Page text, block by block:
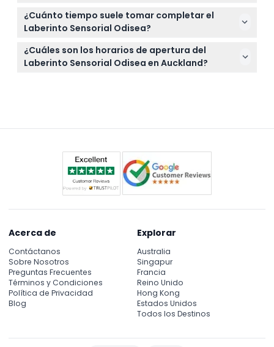
conforme a lo reservado.
No se permite llevar comida ni bebidas externas
dentro del recinto para mantener la experiencia
¿Cuánto tiempo suele tomar completar el
Laberinto Sensorial Odisea?
El laberinto generalmente toma entre 20 y 30
minutos, pero no hay límite de tiempo, así que
¿Cuáles son los horarios de apertura del
Laberinto Sensorial Odisea en Auckland?
momento de reservar).
Acerca de
Contáctanos
Sobre Nosotros
Preguntas Frecuentes
Términos y Condiciones
Política de Privacidad
Blog
Explorar
Australia
Singapur
Francia
Reino Unido
Hong Kong
Estados Unidos
Todos los Destinos